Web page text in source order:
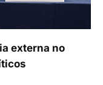
externa no